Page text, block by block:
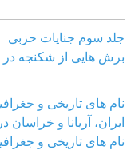
جلد سوم جنایات حزبی
برش هایی از شکنجه
نام های تاریخی و
ایران، آریانا و خراسان
نام های تاریخی و